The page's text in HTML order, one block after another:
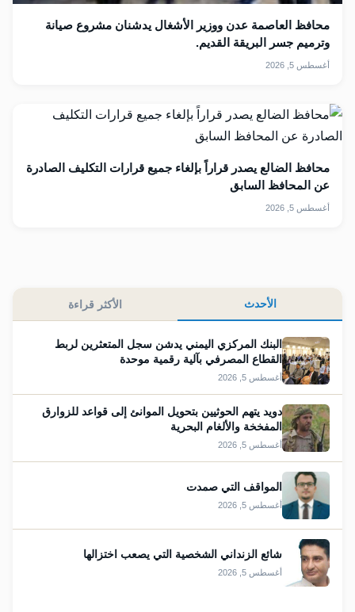
محافظ العاصمة عدن ووزير الأشغال يدشنان مشروع صيانة
وترميم جسر البريقة القديم.
أغسطس 5, 2026
محافظ الضالع يصدر قراراً بإلغاء جميع قرارات التكليف الصادرة
عن المحافظ السابق
أغسطس 5, 2026
الأحدث الأكثر قراءة
البنك المركزي اليمني يدشن سجل المتعثرين لربط
القطاع المصرفي بآلية رقمية موحدة
أغسطس 5, 2026
دويد يتهم الحوثيين بتحويل الموانئ إلى قواعد للزوارق
المفخخة والألغام البحرية
أغسطس 5, 2026
المواقف التي صمدت
أغسطس 5, 2026
شائع الزنداني الشخصية التي يصعب اختزالها
أغسطس 5, 2026